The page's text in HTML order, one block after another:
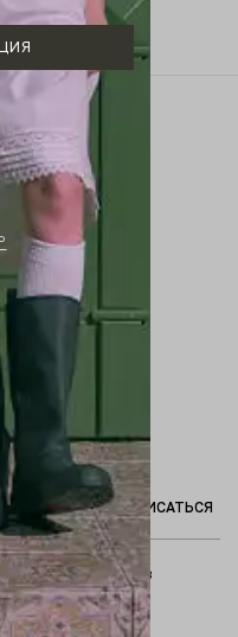
ЦВЕТНОМ
ПОДПИСАТЬСЯ
данных в